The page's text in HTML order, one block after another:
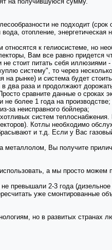
не подходит
отопление, энергетическая
к гелиосистеме, но
Вам все равно придется
не стоит питать себя
систему", то через
на рынке) и система будет
два раза и продолжают
сравните данные о сроках
более 1 года на
за неисправного бойлера;
систем
Котлы необходимо
и т.д. Если у Вас
металлолом, Вы получите
а мы просто
превышали 2-3 года
уже смонтированные
но в развитых странах